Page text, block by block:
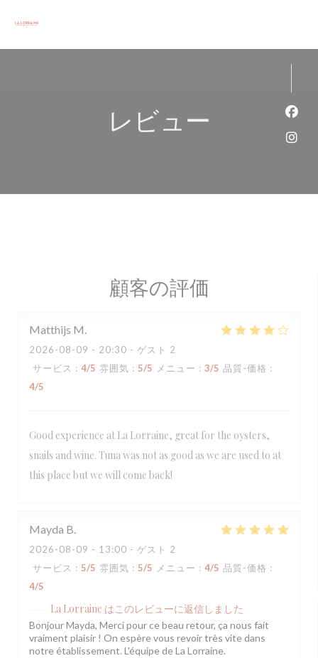
レビュー
顧客の評価
Matthijs M
2026-08-09 - 20:30 - ゲスト 2
サービス : 4/5 雰囲気 : 5/5 メニュー : 3/5 品質-価格 :
4/5
Good experience at La Lorraine, great for the oysters,
snails and wine. Tuna was not as good as we are used to at
this place but we will come back!
Mayda B
2026-08-09 - 13:00 - ゲスト 2
サービス : 5/5 雰囲気 : 5/5 メニュー : 4/5 品質-価格 :
4/5
La Lorraine はこのレビューに返信しました
Bonjour Mayda, Merci pour ce beau retour, ça nous fait
vraiment plaisir ! On espère vous revoir très vite dans
notre établissement. L'équipe de La Lorraine.